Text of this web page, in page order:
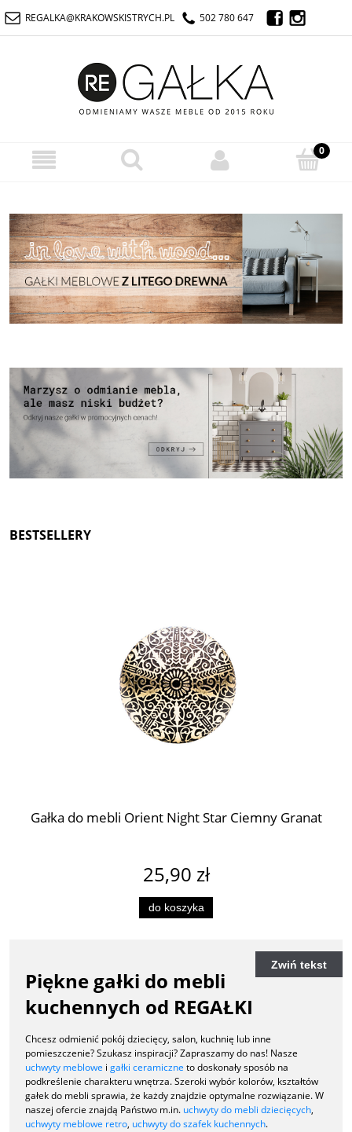
REGALKA@KRAKOWSKISTRYCH.PL 502 780 647
BESTSELLERY
Gałka do mebli Orient Night Star Ciemny Granat
25,90 zł
do koszyka
Zwiń tekst
Piękne gałki do mebli
kuchennych od REGAŁKI
Chcesz odmienić pokój dziecięcy, salon, kuchnię lub inne
pomieszczenie? Szukasz inspiracji? Zapraszamy do nas! Nasze
uchwyty meblowe i gałki ceramiczne to doskonały sposób na
podkreślenie charakteru wnętrza. Szeroki wybór kolorów, kształtów
gałek do mebli sprawia, że każdy znajdzie optymalne rozwiązanie. W
naszej ofercie znajdą Państwo m.in. uchwyty do mebli dziecięcych,
uchwyty meblowe retro, uchwyty do szafek kuchennych.